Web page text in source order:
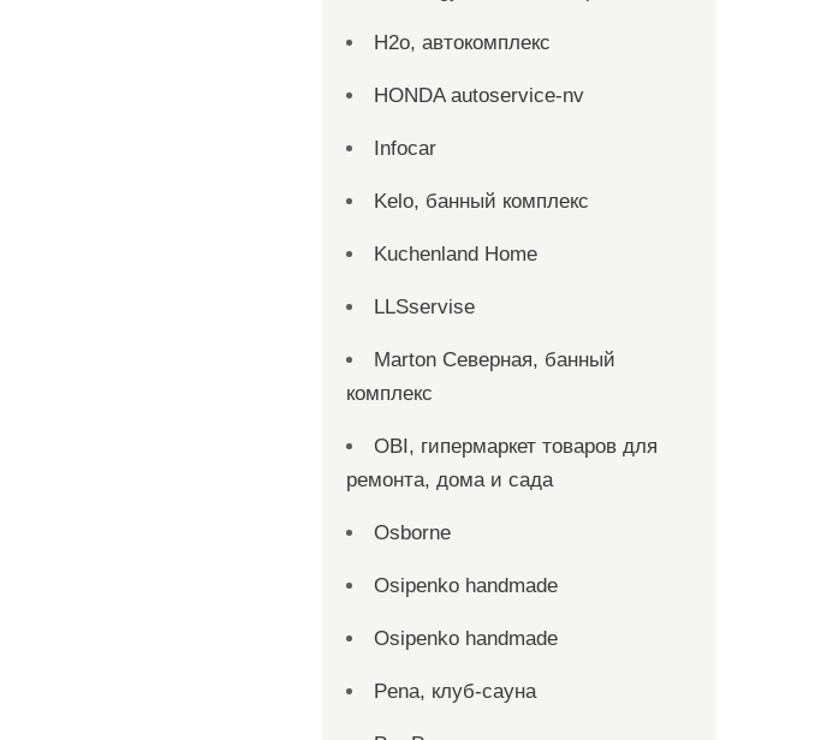
H2о, автокомплекс
HONDA autoservice-nv
Infocar
Kelo, банный комплекс
Kuchenland Home
LLSservise
Marton Северная, банный
комплекс
OBI, гипермаркет товаров для
ремонта, дома и сада
Osborne
Osipenko handmade
Osipenko handmade
Pena, клуб-сауна